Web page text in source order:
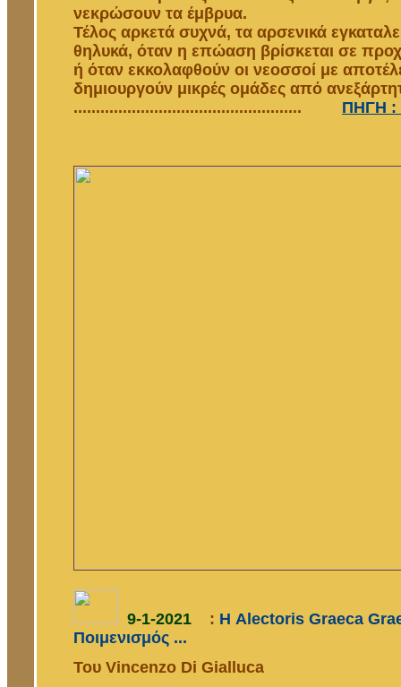
νεκρώσουν τα έμβρυα.
Τέλος αρκετά συχνά, τα αρσενικά
θηλυκά, όταν η επώαση βρίσκεται σε
ή όταν εκκολαφθούν οι νεοσσοί με
δημιουργούν μικρές ομάδες από
................................................... ΠΗΓΗ :
9-1-2021 : Η Alectoris Graeca
Ποιμενισμός ...
Του Vincenzo Di Gialluca